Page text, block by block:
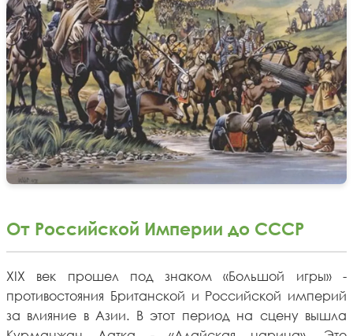
От Российской Империи до СССР
XIX век прошел под знаком «Большой игры» -
противостояния Британской и Российской империй
за влияние в Азии. В этот период на сцену вышла